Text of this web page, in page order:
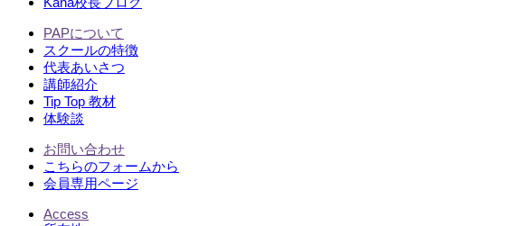
PAPについて
スクールの特徴
代表あいさつ
講師紹介
Tip Top 教材
体験談
お問い合わせ
こちらのフォームから
会員専用ページ
Access